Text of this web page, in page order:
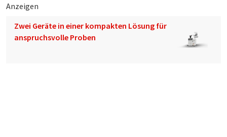
Anzeigen
Zwei Geräte in einer kompakten Lösung für
anspruchsvolle Proben